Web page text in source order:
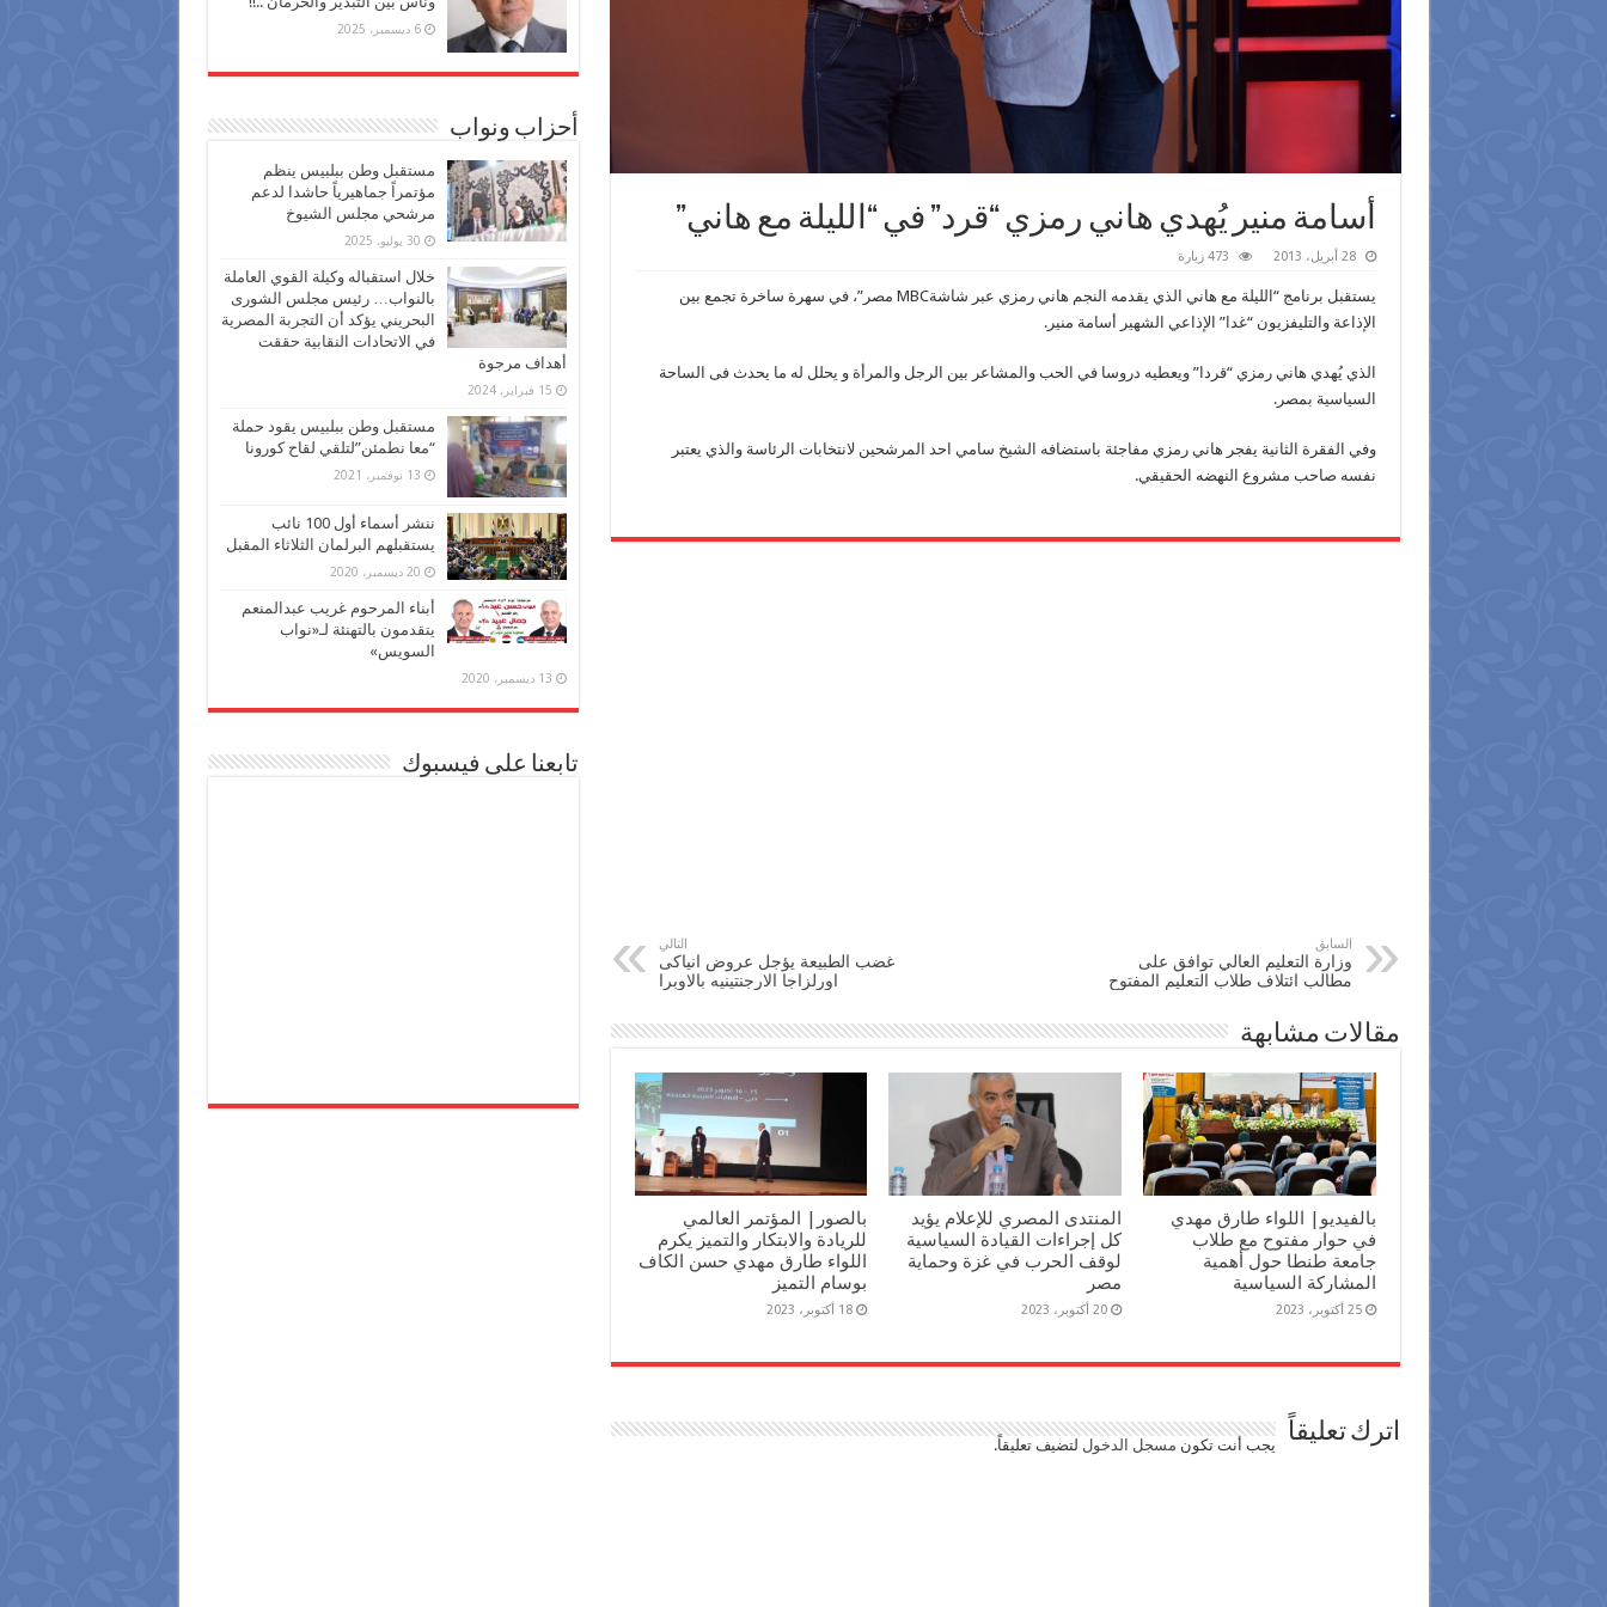
أسامة منير يُهدي هاني رمزي “قرد” في “الليلة مع هاني”
28 أبريل، 2013 473 زيارة
يستقبل برنامج “الليلة مع هاني الذي يقدمه النجم هاني رمزي عبر شاشةMBC مصر”، في سهرة ساخرة تجمع بين
الإذاعة والتليفزيون “غدا” الإذاعي الشهير أسامة منير.
الذي يُهدي هاني رمزي “قردا” ويعطيه دروسا في الحب والمشاعر بين الرجل والمرأة و يحلل له ما يحدث فى الساحة
السياسية بمصر.
وفي الفقرة الثانية يفجر هاني رمزي مفاجئة باستضافه الشيخ سامي احد المرشحين لانتخابات الرئاسة والذي يعتبر
نفسه صاحب مشروع النهضه الحقيقي.
السابق
وزارة التعليم العالي توافق على
مطالب ائتلاف طلاب التعليم المفتوح
التالي
غضب الطبيعة يؤجل عروض انياكى
اورلزاجا الارجنتينيه بالاوبرا
مقالات مشابهة
بالفيديو| اللواء طارق مهدي
في حوار مفتوح مع طلاب
جامعة طنطا حول أهمية
المشاركة السياسية
25 أكتوبر، 2023
المنتدى المصري للإعلام يؤيد
كل إجراءات القيادة السياسية
لوقف الحرب في غزة وحماية
مصر
20 أكتوبر، 2023
بالصور| المؤتمر العالمي
للريادة والابتكار والتميز يكرم
اللواء طارق مهدي حسن الكاف
بوسام التميز
18 أكتوبر، 2023
اترك تعليقاً يجب أنت تكون مسجل الدخول لتضيف تعليقاً.
6 ديسمبر، 2025
أحزاب ونواب
مستقبل وطن ببلبيس ينظم
مؤتمراً جماهيرياً حاشدا لدعم
مرشحي مجلس الشيوخ
30 يوليو، 2025
خلال استقباله وكيلة القوي العاملة
بالنواب… رئيس مجلس الشورى
البحريني يؤكد أن التجربة المصرية
في الاتحادات النقابية حققت
أهداف مرجوة
15 فبراير، 2024
مستقبل وطن ببلبيس يقود حملة
“معا نطمئن”لتلقي لقاح كورونا
13 نوفمبر، 2021
ننشر أسماء أول 100 نائب
يستقبلهم البرلمان الثلاثاء المقبل
20 ديسمبر، 2020
أبناء المرحوم غريب عبدالمنعم
يتقدمون بالتهنئة لـ«نواب
السويس»
13 ديسمبر، 2020
تابعنا على فيسبوك